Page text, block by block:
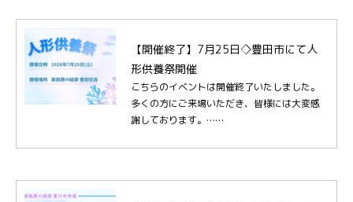
【開催終了】7月25日◇豊田市にて人
形供養祭開催
こちらのイベントは開催終了いたしました。
多くの方にご来場いただき、皆様には大変感
謝しております。……